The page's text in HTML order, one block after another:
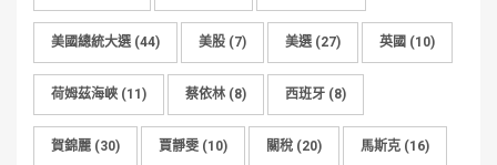
美國總統大選(44) 美股 (7) 美選(27) 英國 (10)
荷姆茲海峽 (11) 蔡依林 (8) 西班牙 (8)
賀錦麗 (30) 賈靜雯 (10) 關稅 (20) 馬斯克 (16)